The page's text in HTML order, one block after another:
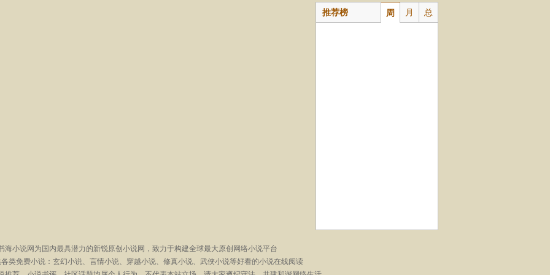
推荐榜 周 月 总
海小说网为国内最具潜力的新锐原创小说网，致力于构建全球最大原创网络小说平台
类免费小说：玄幻小说、言情小说、穿越小说、修真小说、武侠小说等好看的小说在线阅读